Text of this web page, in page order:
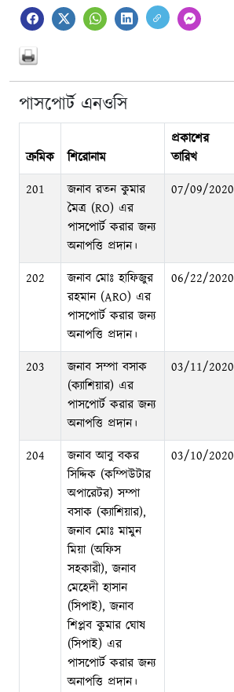
পাসপোর্ট এনওসি
ক্রমিক শিরোনাম
প্রকাশের
তারিখ
201
জনাব রতন কুমার
মৈত্র (RO) এর
পাসপোর্ট করার জন্য
অনাপত্তি প্রদান।
07/09/2020
202
জনাব মোঃ হাফিজুর
রহমান (ARO) এর
পাসপোর্ট করার জন্য
অনাপত্তি প্রদান।
06/22/2020
203
জনাব সম্পা বসাক
(ক্যাশিয়ার) এর
পাসপোর্ট করার জন্য
অনাপত্তি প্রদান।
03/11/2020
204
জনাব আবু বকর
সিদ্দিক (কম্পিউটার
অপারেটর) সম্পা
বসাক (ক্যাশিয়ার),
জনাব মোঃ মামুন
মিয়া (অফিস
সহকারী), জনাব
মেহেদী হাসান
(সিপাই), জনাব
শিপ্লব কুমার ঘোষ
(সিপাই) এর
পাসপোর্ট করার জন্য
অনাপত্তি প্রদান।
03/10/2020